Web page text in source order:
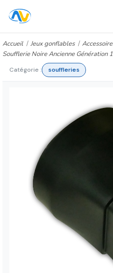
Accueil Jeux gonflables
Soufflerie Noire Ancienne Génération
Catégorie : souffleries